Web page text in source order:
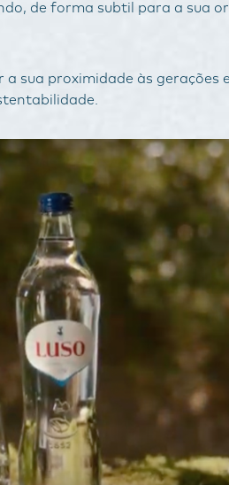
de forma subtil para a sua
sua proximidade às gerações